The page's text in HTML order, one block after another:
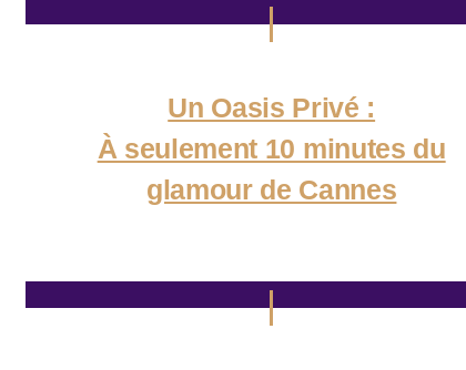
Un Oasis Privé :
À seulement 10 minutes du
glamour de Cannes